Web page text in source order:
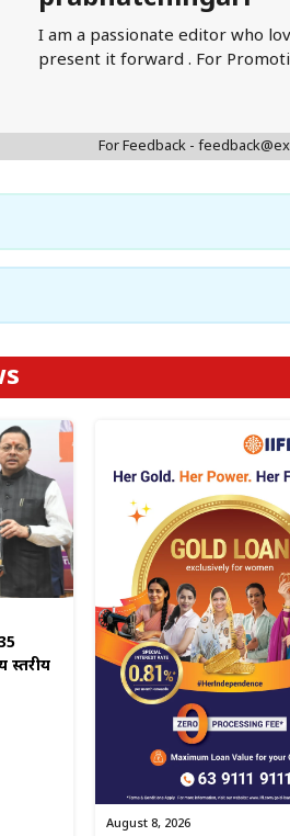
I am a passionate editor who
present it forward . For
For Feedback -
स्तरीय
August 8, 2026